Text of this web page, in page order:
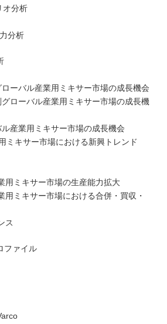
オ分析
分析
ーバル産業用ミキサー市場の成長機会
ローバル産業用ミキサー市場の成長機
産業用ミキサー市場の成長機会
ミキサー市場における新興トレンド
用ミキサー市場の生産能力拡大
用ミキサー市場における合併・買収・
ス
ファイル